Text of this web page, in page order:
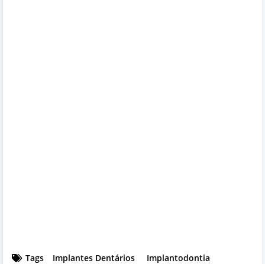
Tags Implantes Dentários
Implantodontia